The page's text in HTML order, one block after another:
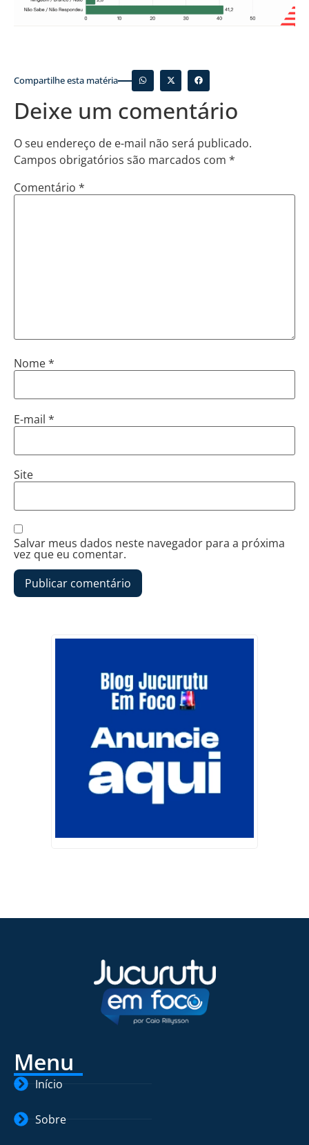
Compartilhe esta matéria
Deixe um comentário
O seu endereço de e-mail não será publicado.
Campos obrigatórios são marcados com *
Comentário *
Nome*
E-mail *
Site
Salvar meus dados neste navegador para a próxima
vez que eu comentar.
Menu
Início
Sobre